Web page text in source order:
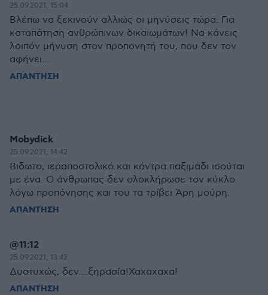
25.09.2021, 15:04
Βλέπω να ξεκινούν αλλιώς οι μηνύσεις τώρα. Για
καταπάτηση ανθρώπινων δικαιωμάτων! Να κάνεις
λοιπόν μήνυση στον προπονητή του, που δεν τον
αφήνει...
ΑΠΑΝΤΗΣΗ
Mobydick
25.09.2021, 14:42
Βιδωτο, ιεραποστολικό και κόντρα παξιμάδι ισούται
με ένα. Ο άνθρωπας δεν ολοκλήρωσε τον κύκλο
λόγω προπόνησης και του τα τρίβει Άρη μούρη.
ΑΠΑΝΤΗΣΗ
@11:12
25.09.2021, 13:42
Δυστυχώς, δεν....ξηρασία!Χαχαχαχα!
ΑΠΑΝΤΗΣΗ